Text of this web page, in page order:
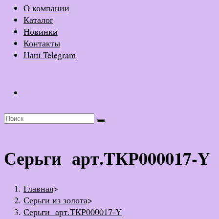
О компании
Каталог
Новинки
Контакты
Наш Telegram
Серьги арт.TКР000017-Y
Главная>
Серьги из золота>
Серьги арт.TКР000017-Y